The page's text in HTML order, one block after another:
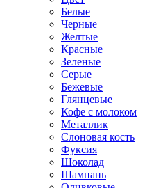
Белые
Черные
Желтые
Красные
Зеленые
Серые
Бежевые
Глянцевые
Кофе с молоком
Металлик
Слоновая кость
Фуксия
Шоколад
Шампань